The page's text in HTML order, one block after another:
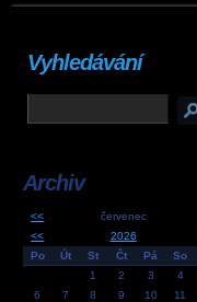
Vyhledávání
Archiv
<< červenec
<<
2026
Po
Út St Čt Pá So
1
2 3 4
6
7 8 9 10 11